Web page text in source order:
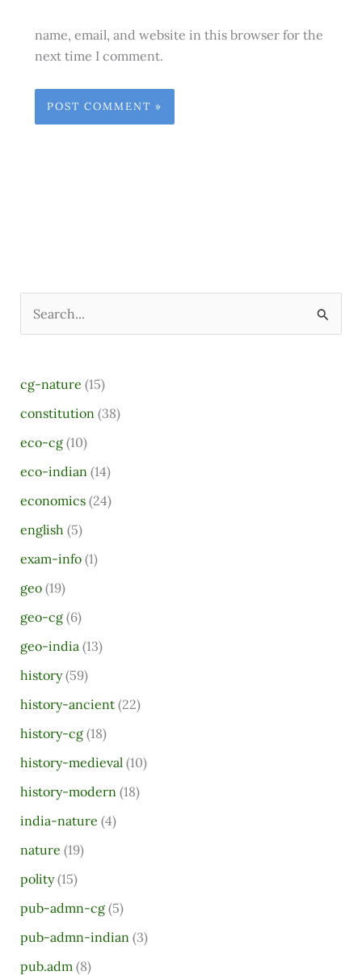
name, email, and website in this browser for the
next time I comment.
r
c
h
f
o
r
cg-nature (15)
constitution (38)
eco-cg(10)
eco-indian (14)
economics(24)
english (5)
exam-info(1)
geo(19)
geo-cg(6)
geo-india (13)
history(59)
history-ancient(22)
history-cg(18)
history-medieval (10)
history-modern (18)
india-nature (4)
nature (19)
polity(15)
pub-admn-cg(5)
pub-admn-indian (3)
pub.adm (8)